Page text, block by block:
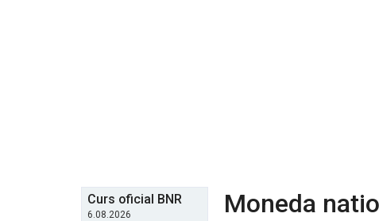
Curs oficial BNR
6.08.2026
Moneda